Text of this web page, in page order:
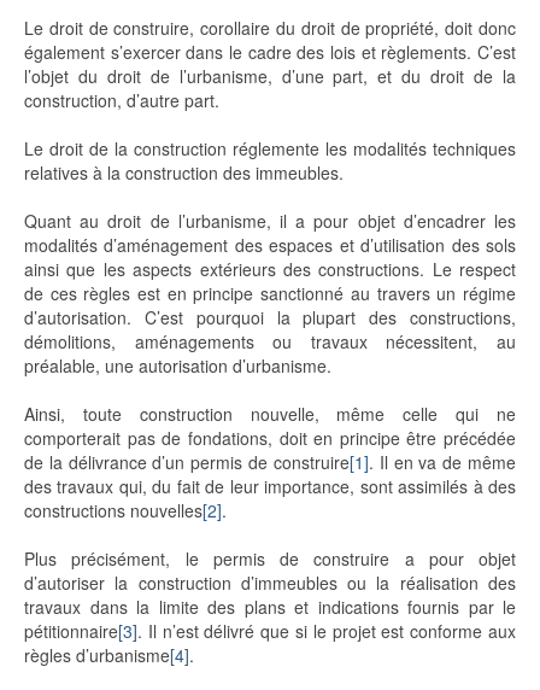
Le droit de construire, corollaire du droit de propriété, doit donc
également s’exercer dans le cadre des lois et règlements. C’est
l’objet du droit de l’urbanisme, d’une part, et du droit de la
construction, d’autre part.
Le droit de la construction réglemente les modalités techniques
relatives à la construction des immeubles.
Quant au droit de l’urbanisme, il a pour objet d’encadrer les
modalités d’aménagement des espaces et d’utilisation des sols
ainsi que les aspects extérieurs des constructions. Le respect
de ces règles est en principe sanctionné au travers un régime
d’autorisation. C’est pourquoi la plupart des constructions,
démolitions, aménagements ou travaux nécessitent, au
préalable, une autorisation d’urbanisme.
Ainsi, toute construction nouvelle, même celle qui ne
comporterait pas de fondations, doit en principe être précédée
de la délivrance d’un permis de construire[1]. Il en va de même
des travaux qui, du fait de leur importance, sont assimilés à des
constructions nouvelles[2].
Plus précisément, le permis de construire a pour objet
d’autoriser la construction d’immeubles ou la réalisation des
travaux dans la limite des plans et indications fournis par le
pétitionnaire[3]. Il n’est délivré que si le projet est conforme aux
règles d’urbanisme[4].